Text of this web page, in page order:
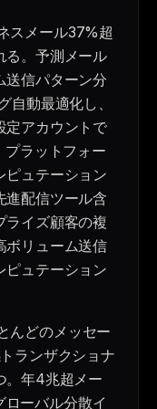
スメール37%超
る。予測メール
送信パターン分
自動最適化し、
定アカウントで
ラットフォー
ピュテーション
進配信ツール含
ライズ顧客の複
ボリューム送信
ピュテーション
んどのメッセー
ランザクショナ
。年4兆超メー
ーバル分散イ